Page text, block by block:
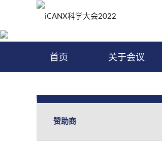
首页 关于会议
赞助和展览
赞助商